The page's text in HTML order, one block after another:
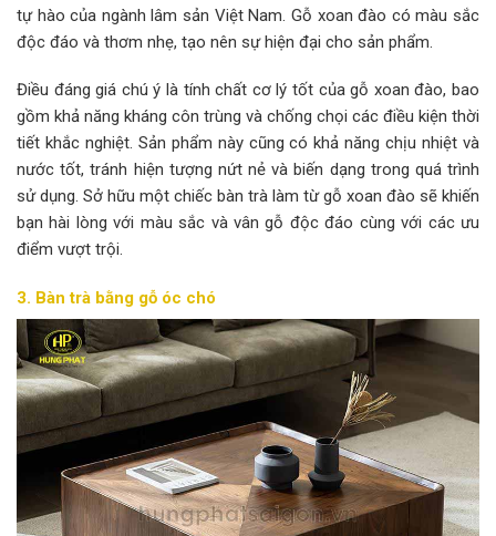
tự hào của ngành lâm sản Việt Nam. Gỗ xoan đào có màu sắc
độc đáo và thơm nhẹ, tạo nên sự hiện đại cho sản phẩm.
Điều đáng giá chú ý là tính chất cơ lý tốt của gỗ xoan đào, bao
gồm khả năng kháng côn trùng và chống chọi các điều kiện thời
tiết khắc nghiệt. Sản phẩm này cũng có khả năng chịu nhiệt và
nước tốt, tránh hiện tượng nứt nẻ và biến dạng trong quá trình
sử dụng. Sở hữu một chiếc bàn trà làm từ gỗ xoan đào sẽ khiến
bạn hài lòng với màu sắc và vân gỗ độc đáo cùng với các ưu
điểm vượt trội.
3. Bàn trà bằng gỗ óc chó